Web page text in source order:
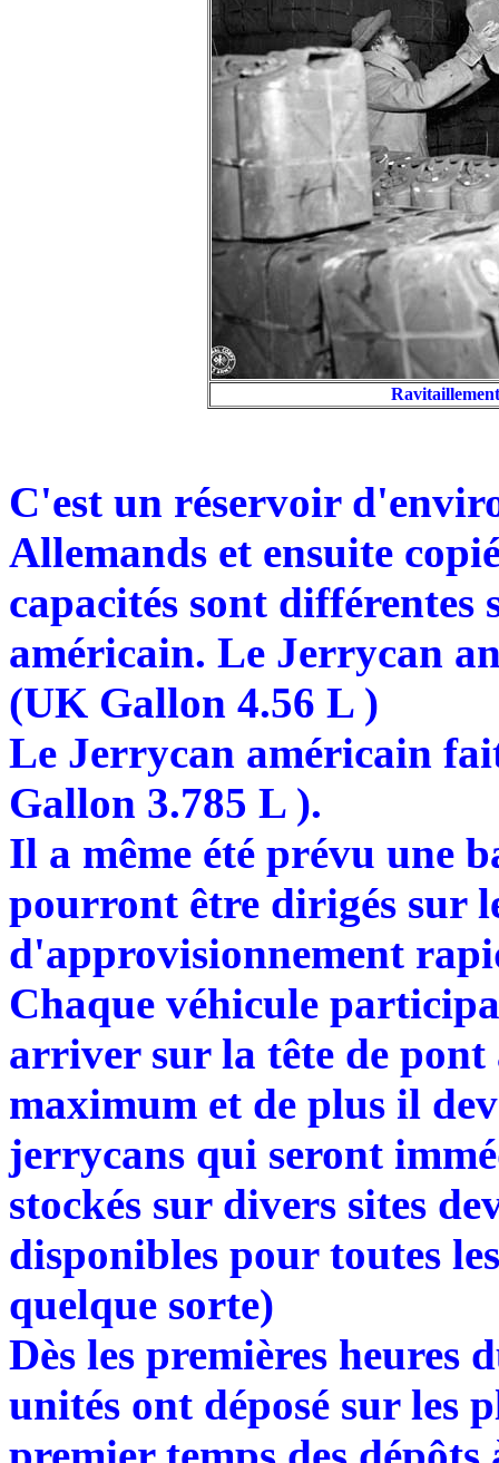
C'est un réservoir
Allemands et ensuite
capacités sont
américain. Le Jerrycan
(UK Gallon 4.56 L )
Le Jerrycan américain
Gallon 3.785 L ).
Il a même été prévu une
pourront être dirigés sur
d'approvisionnement
Chaque véhicule
arriver sur la tête de pont
maximum et de plus il
jerrycans qui seront
stockés sur divers sites
disponibles pour toutes
quelque sorte)
Dès les premières heures
unités ont déposé sur les